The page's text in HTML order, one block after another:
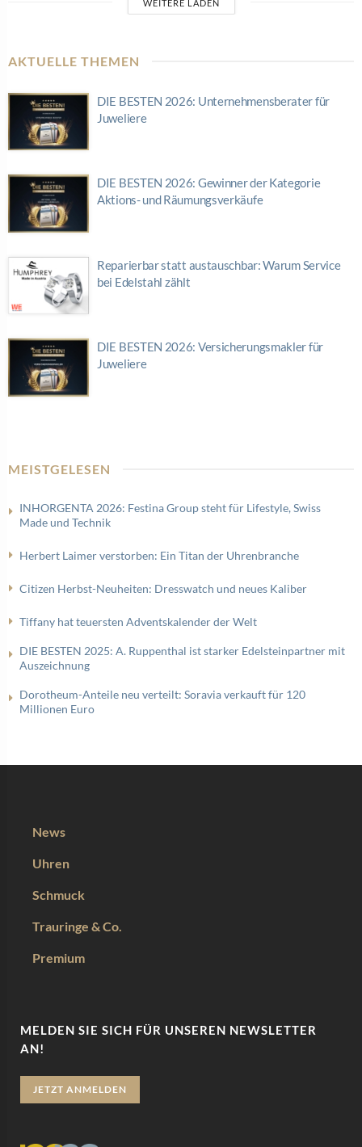
WEITERE LADEN
AKTUELLE THEMEN
DIE BESTEN 2026: Unternehmensberater für
Juweliere
DIE BESTEN 2026: Gewinner der Kategorie
Aktions- und Räumungsverkäufe
Reparierbar statt austauschbar: Warum Service
bei Edelstahl zählt
DIE BESTEN 2026: Versicherungsmakler für
Juweliere
MEISTGELESEN
INHORGENTA 2026: Festina Group steht für Lifestyle, Swiss
Made und Technik
Herbert Laimer verstorben: Ein Titan der Uhrenbranche
Citizen Herbst-Neuheiten: Dresswatch und neues Kaliber
Tiffany hat teuersten Adventskalender der Welt
DIE BESTEN 2025: A. Ruppenthal ist starker Edelsteinpartner mit
Auszeichnung
Dorotheum-Anteile neu verteilt: Soravia verkauft für 120
Millionen Euro
News
Uhren
Schmuck
Trauringe & Co.
Premium
MELDEN SIE SICH FÜR UNSEREN NEWSLETTER
AN!
JETZT ANMELDEN